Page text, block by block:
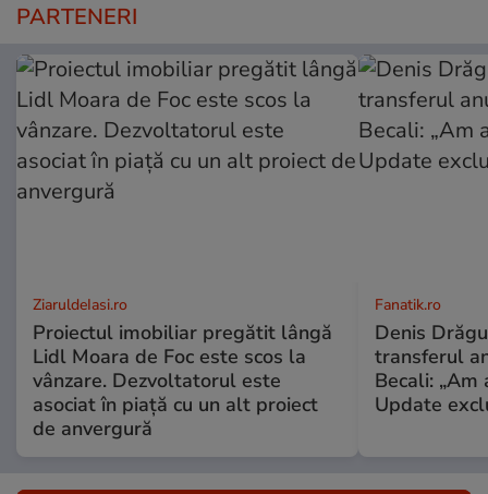
PARTENERI
ZiaruldeIasi.ro
Proiectul imobiliar pregătit lângă
Lidl Moara de Foc este scos la
vânzare. Dezvoltatorul este
asociat în piață cu un alt proiect
de anvergură
Fanatik.ro
Denis
transferul
Becali: „Am
Update